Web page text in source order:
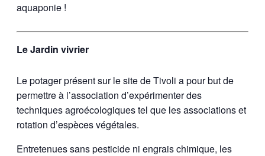
aquaponie !
Le Jardin vivrier
Le potager présent sur le site de Tivoli a pour but de
permettre à l’association d’expérimenter des
techniques agroécologiques tel que les associations et
rotation d’espèces végétales.
Entretenues sans pesticide ni engrais chimique, les